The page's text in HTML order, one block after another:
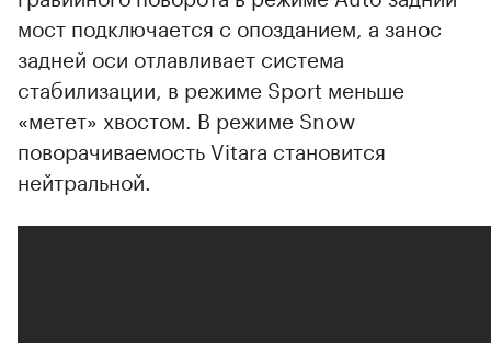
мост подключается с опозданием, а занос
задней оси отлавливает система
стабилизации, в режиме Sport меньше
«метет» хвостом. В режиме Snow
поворачиваемость Vitara становится
нейтральной.